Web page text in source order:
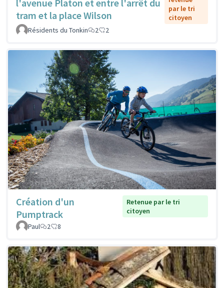
l'avenue Platon et entre l'arrêt du
tram et la place Wilson
par le tri
citoyen
Résidents du Tonkin
2 2
Création d'un
Pumptrack
Retenue par le tri
citoyen
Paul
2 8